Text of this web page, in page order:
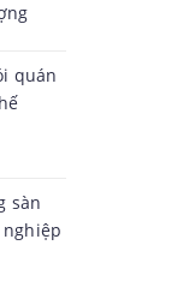
quán
sàn